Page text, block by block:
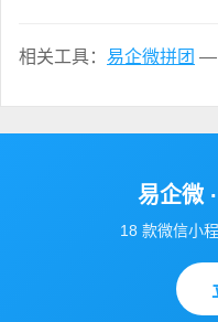
相关工具： 易企微拼团 —
易企微
18 款微信小